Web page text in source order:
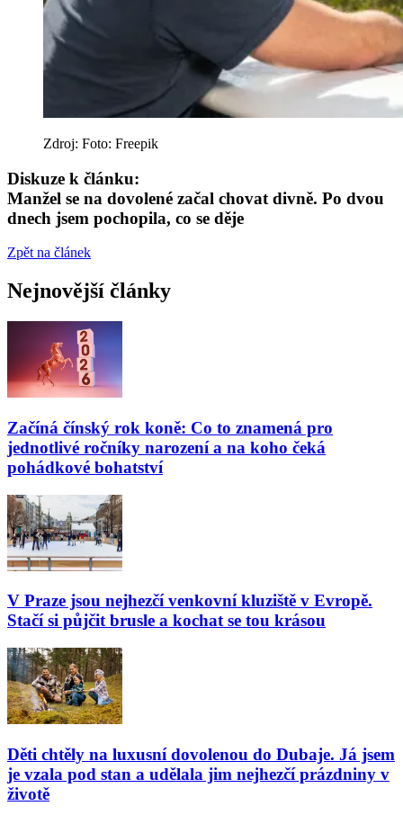
Zdroj: Foto: Freepik
Diskuze k článku:
Manžel se na dovolené začal chovat divně. Po dvou
dnech jsem pochopila, co se děje
Zpět na článek
Nejnovější články
Začíná čínský rok koně: Co to znamená pro
jednotlivé ročníky narození a na koho čeká
pohádkové bohatství
V Praze jsou nejhezčí venkovní kluziště v Evropě.
Stačí si půjčit brusle a kochat se tou krásou
Děti chtěly na luxusní dovolenou do Dubaje. Já jsem
je vzala pod stan a udělala jim nejhezčí prázdniny v
životě